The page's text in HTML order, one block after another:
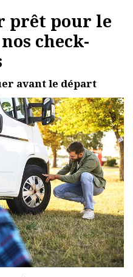
prêt pour le
check-
avant le départ